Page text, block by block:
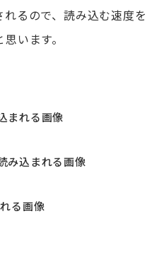
るので、読み込む速度を
います。